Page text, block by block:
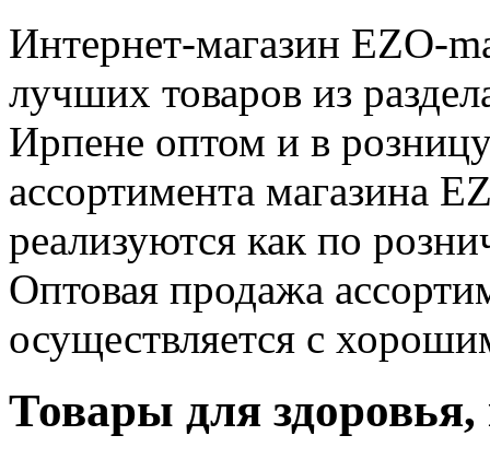
Интернет-магазин EZO-
лучших товаров из
Ирпене оптом и в
ассортимента магазина
реализуются как по
Оптовая продажа
осуществляется с
Товары для